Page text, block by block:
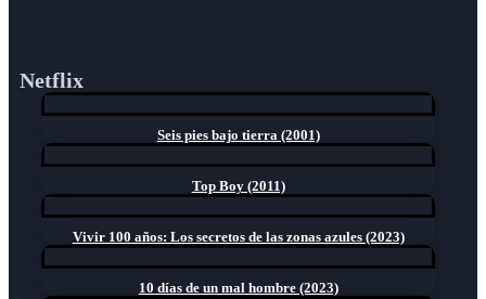
Netflix
Seis pies bajo tierra (2001)
Top Boy (2011)
Vivir 100 años: Los secretos de las zonas azules (2023)
10 días de un mal hombre (2023)